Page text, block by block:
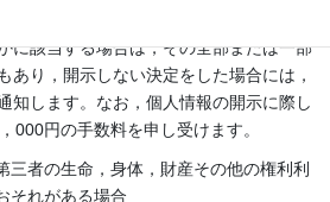
に該当する場合は，その全部または一部
あり，開示しない決定をした場合には，
知します。なお，個人情報の開示に際し
000円の手数料を申し受けます。
三者の生命，身体，財産その他の権利利
それがある場合